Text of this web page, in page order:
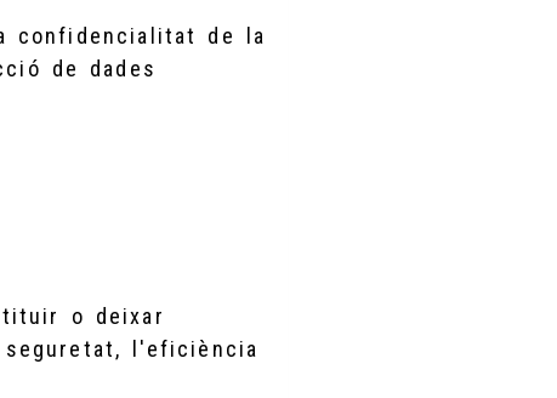
confidencialitat de la
de dades
o deixar
l'eficiència